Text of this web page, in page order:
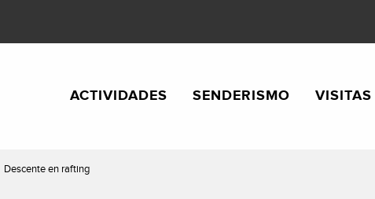
ACTIVIDADES SENDERISMO VISITAS
Descente en rafting